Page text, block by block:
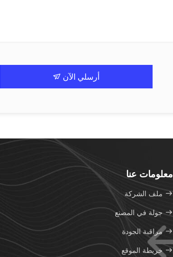
أرسلي الآن
معلومات عنا
ملف الشركة
جولة في المصنع
مراقبة الجودة
خريطة الموقع